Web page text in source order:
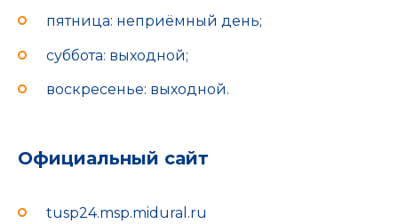
пятница: неприёмный день;
суббота: выходной;
воскресенье: выходной.
Официальный сайт
tusp24.msp.midural.ru